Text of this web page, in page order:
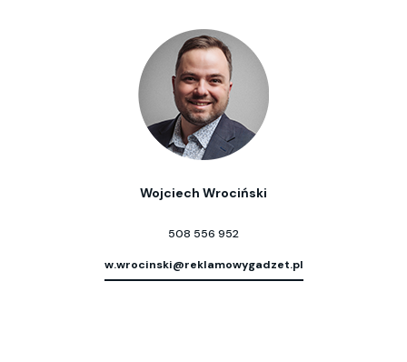
Wojciech Wrociński
508 556 952
w.wrocinski@reklamowygadzet.pl